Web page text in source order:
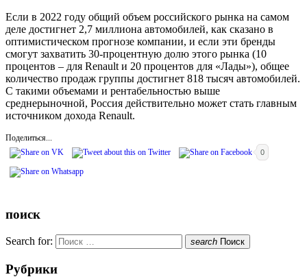
Если в 2022 году общий объем российского рынка на самом
деле достигнет 2,7 миллиона автомобилей, как сказано в
оптимистическом прогнозе компании, и если эти бренды
смогут захватить 30-процентную долю этого рынка (10
процентов – для Renault и 20 процентов для «Лады»), общее
количество продаж группы достигнет 818 тысяч автомобилей.
С такими объемами и рентабельностью выше
среднерыночной, Россия действительно может стать главным
источником дохода Renault.
Поделиться...
0
поиск
Search for: search Поиск
Рубрики